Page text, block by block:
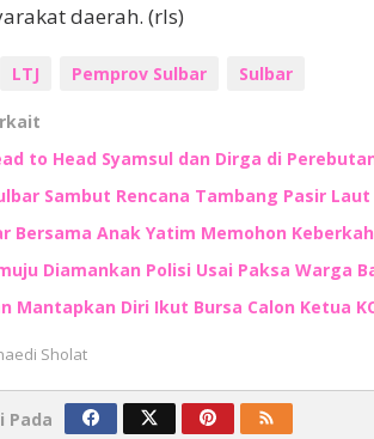
daerah. (rls)
LTJ Pemprov Sulbar Sulbar
to Head Syamsul dan Dirga di
Sambut Rencana Tambang Pasir
Bersama Anak Yatim Memohon
Diamankan Polisi Usai Paksa Warga
Mantapkan Diri Ikut Bursa Calon Ketua
Sholat
Pada